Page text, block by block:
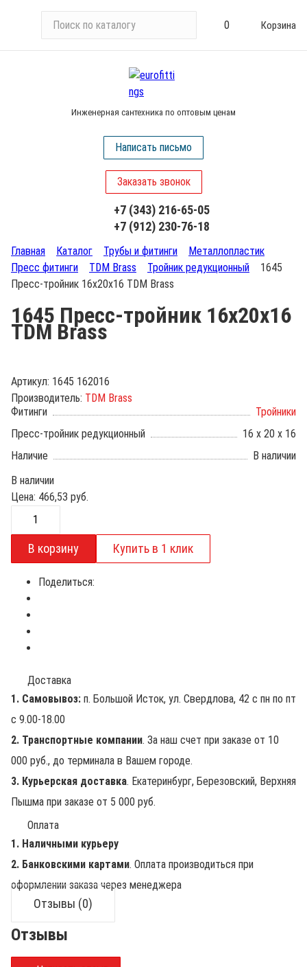
и
у
0 Корзина
Инженерная сантехника по оптовым ценам
Написать письмо
Заказать звонок
+7 (343) 216-65-05
+7 (912) 230-76-18
Главная Каталог Трубы и фитинги
Металлопластик
Пресс фитинги
TDM Brass Тройник редукционный
1645
Пресс-тройник 16х20х16 TDM Brass
1645 Пресс-тройник 16х20х16
TDM Brass
Артикул: 1645 162016
Производитель: TDM Brass
Фитинги
Тройники
Пресс-тройник редукционный
16 х 20 х 16
Наличие
В наличии
В наличии
Цена: 466,53 руб.
Поделиться:
Доставка
1. Самовывоз: п. Большой Исток, ул. Свердлова, 42 с пн по пт
с 9.00-18.00
2. Транспортные компании. За наш счет при заказе от 10
000 руб., до терминала в Вашем городе.
3. Курьерская доставка. Екатеринбург, Березовский, Верхняя
Пышма при заказе от 5 000 руб.
Оплата
1. Наличными курьеру
2. Банковскими картами. Оплата производиться при
оформлении заказа через менеджера
Отзывы (0)
Отзывы